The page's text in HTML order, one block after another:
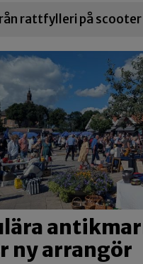
rattfylleri på scooter
ny arrangör